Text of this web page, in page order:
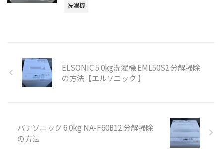
洗濯機
ELSONIC 5.0kg洗濯機 EML50S2 分解掃除
の方法【エルソニック 】
パナソニック 6.0kg NA-F60B12 分解掃除
の方法